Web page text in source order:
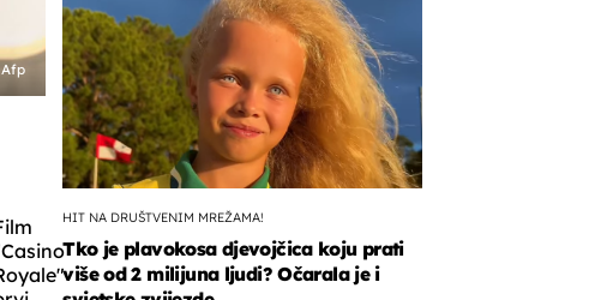
Afp
HIT NA DRUŠTVENIM MREŽAMA!
Tko je plavokosa djevojčica koju prati
više od 2 milijuna ljudi? Očarala je i